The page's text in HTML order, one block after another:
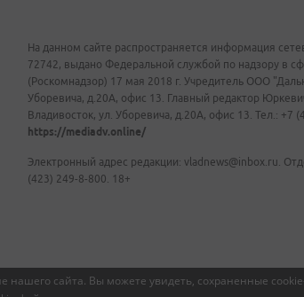
нашего сайта. Вы можете увидеть, сохраненные
На данном сайте распространяется информация
72742, выдано Федеральной службой по надзору в
(Роскомнадзор) 17 мая 2018 г. Учредитель ООО
Уборевича, д.20А, офис 13. Главный редактор
Владивосток, ул. Уборевича, д.20А, офис 13. Тел.: +7
https://mediadv.online/
Электронный адрес редакции: vladnews@inbox.ru.
(423) 249-8-800. 18+